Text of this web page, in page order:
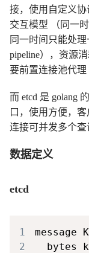
接，使用自定义
交互模型 （同一
同一时间只能处
pipeline），资源
要前置连接池代理
而 etcd 是 golang
口，使用方便，
连接可并发多个查
数据定义
etcd
1
2